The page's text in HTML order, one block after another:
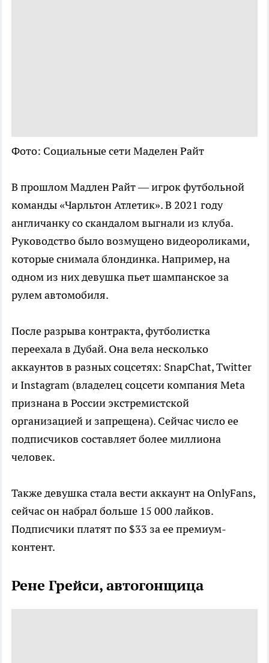
Фото: Социальные сети Маделен Райт
В прошлом Мадлен Райт — игрок футбольной
команды «Чарльтон Атлетик». В 2021 году
англичанку со скандалом выгнали из клуба.
Руководство было возмущено видеороликами,
которые снимала блондинка. Например, на
одном из них девушка пьет шампанское за
рулем автомобиля.
После разрыва контракта, футболистка
переехала в Дубай. Она вела несколько
аккаунтов в разных соцсетях: SnapChat, Twitter
и Instagram (владелец соцсети компания Metа
признана в России экстремистской
организацией и запрещена). Сейчас число ее
подписчиков составляет более миллиона
человек.
Также девушка стала вести аккаунт на OnlyFans,
сейчас он набрал больше 15 000 лайков.
Подписчики платят по $33 за ее премиум-
контент.
Рене Грейси, автогонщица